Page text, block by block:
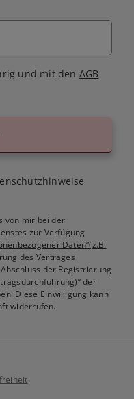
und mit den AGB
von mir bei der
zur Verfügung
Daten“(z.B.
des Vertrages
der Registrierung
der
Diese Einwilligung kann
widerrufen.